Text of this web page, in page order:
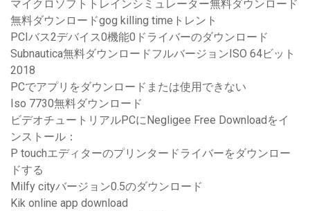
マイクロソフトトレインシミュレーター無料ダウンロード
無料ダウンロードgog killing timeトレント
PCIバス2デバイス0機能0ドライバーのダウンロード
Subnautica無料ダウンロードフルバージョンISO 64ビット
2018
PCでアプリをダウンロードまたは使用できない
Iso 7730無料ダウンロード
ビデオチュートリアルPCにNegligee Free Downloadをイ
ンストール：
P touchエディターのプリンタードライバーをダウンロー
ドする
Milfy cityバージョン0.5のダウンロード
Kik online app download